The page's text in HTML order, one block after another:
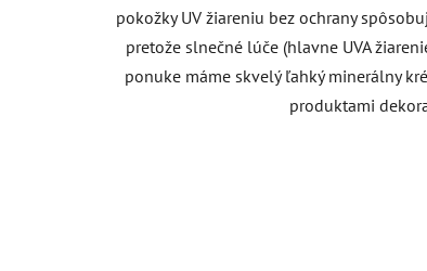
pokožky UV žiareniu bez ochrany
pretože slnečné lúče (hlavne UVA
ponuke máme skvelý ľahký minerálny
produktami